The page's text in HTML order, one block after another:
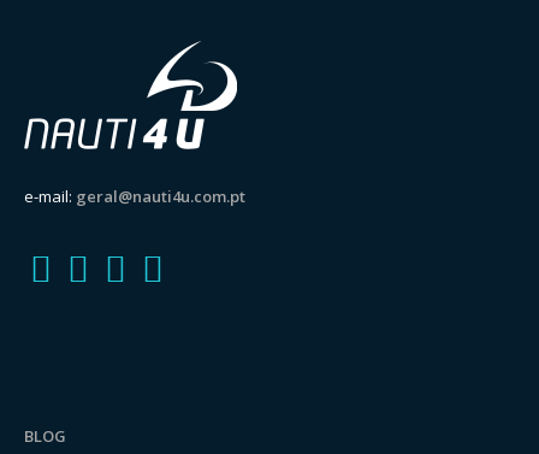
e-mail: geral@nauti4u.com.pt
BLOG